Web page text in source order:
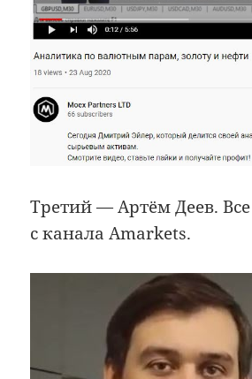
Третий — Артём Деев.
с канала Amarkets.